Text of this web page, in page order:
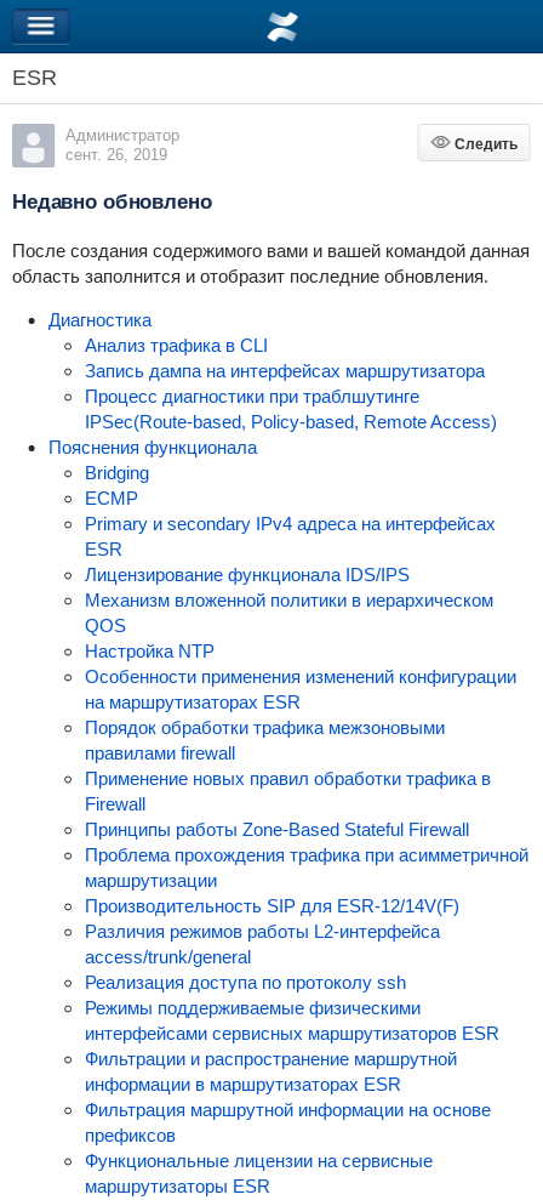
ESR
Администратор
сент. 26, 2019
Следить
Следить
Недавно обновлено
После создания содержимого вами и вашей командой данная
область заполнится и отобразит последние обновления.
Диагностика
Анализ трафика в CLI
Запись дампа на интерфейсах маршрутизатора
Процесс диагностики при траблшутинге
IPSec(Route-based, Policy-based, Remote Access)
Пояснения функционала
Bridging
ECMP
Primary и secondary IPv4 адреса на интерфейсах
ESR
Лицензирование функционала IDS/IPS
Механизм вложенной политики в иерархическом
QOS
Настройка NTP
Особенности применения изменений конфигурации
на маршрутизаторах ESR
Порядок обработки трафика межзоновыми
правилами firewall
Применение новых правил обработки трафика в
Firewall
Принципы работы Zone-Based Stateful Firewall
Проблема прохождения трафика при асимметричной
маршрутизации
Производительность SIP для ESR-12/14V(F)
Различия режимов работы L2-интерфейса
access/trunk/general
Реализация доступа по протоколу ssh
Режимы поддерживаемые физическими
интерфейсами сервисных маршрутизаторов ESR
Фильтрации и распространение маршрутной
информации в маршрутизаторах ESR
Фильтрация маршрутной информации на основе
префиксов
Функциональные лицензии на сервисные
маршрутизаторы ESR